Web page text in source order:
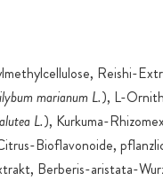
Reishi-
marianum L.), L-
lutea L.), Kurkuma-
Bioflavonoide,
Berberis-aristata-